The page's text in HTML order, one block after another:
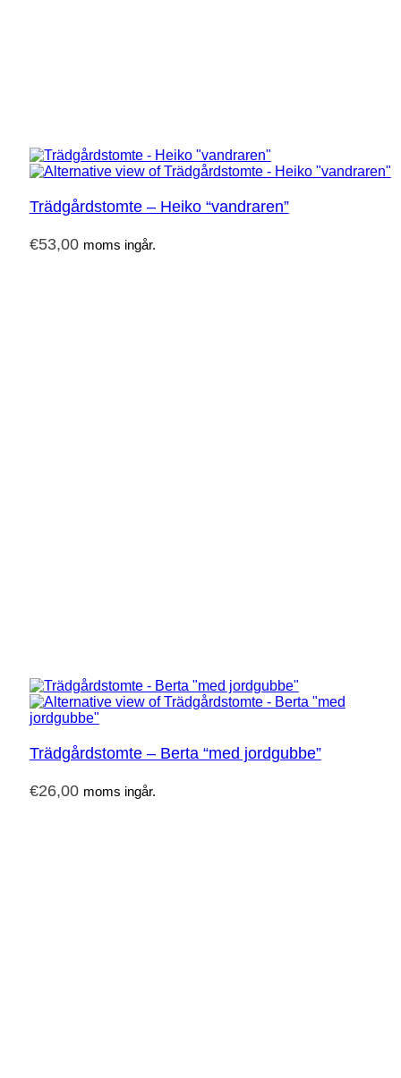
Trädgårdstomte – Heiko “vandraren”
€53,00 moms ingår.
Trädgårdstomte – Berta “med jordgubbe”
€26,00 moms ingår.